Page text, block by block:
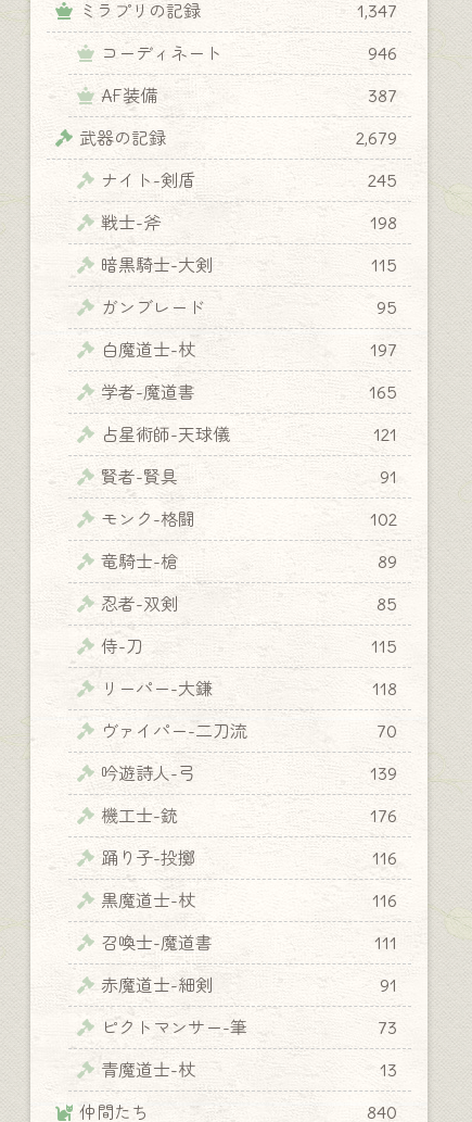
ミラプリの記録
1,347
コーディネート
946
AF装備
387
武器の記録
2,679
ナイト-剣盾
245
戦士-斧
198
暗黒騎士-大剣
115
ガンブレード
95
白魔道士-杖
197
学者-魔道書
165
占星術師-天球儀
121
賢者-賢具
91
モンク-格闘
102
竜騎士-槍
89
忍者-双剣
85
侍-刀
115
リーパー-大鎌
118
ヴァイパー-二刀流
70
吟遊詩人-弓
139
機工士-銃
176
踊り子-投擲
116
黒魔道士-杖
116
召喚士-魔道書
111
赤魔道士-細剣
91
ピクトマンサー-筆
73
青魔道士-杖
13
仲間たち
840